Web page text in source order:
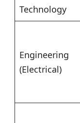
Technology
Engineering
(Electrical)